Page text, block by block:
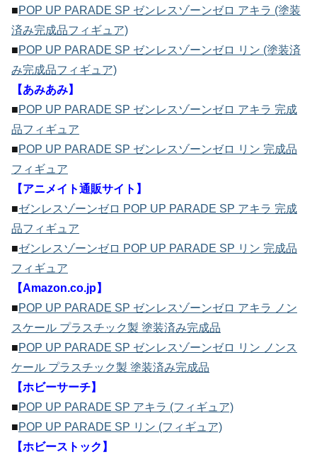
■POP UP PARADE SP ゼンレスゾーンゼロ アキラ (塗装
済み完成品フィギュア)
■POP UP PARADE SP ゼンレスゾーンゼロ リン (塗装済
み完成品フィギュア)
【あみあみ】
■POP UP PARADE SP ゼンレスゾーンゼロ アキラ 完成
品フィギュア
■POP UP PARADE SP ゼンレスゾーンゼロ リン 完成品
フィギュア
【アニメイト通販サイト】
■ゼンレスゾーンゼロ POP UP PARADE SP アキラ 完成
品フィギュア
■ゼンレスゾーンゼロ POP UP PARADE SP リン 完成品
フィギュア
【Amazon.co.jp】
■POP UP PARADE SP ゼンレスゾーンゼロ アキラ ノン
スケール プラスチック製 塗装済み完成品
■POP UP PARADE SP ゼンレスゾーンゼロ リン ノンス
ケール プラスチック製 塗装済み完成品
【ホビーサーチ】
■POP UP PARADE SP アキラ (フィギュア)
■POP UP PARADE SP リン (フィギュア)
【ホビーストック】